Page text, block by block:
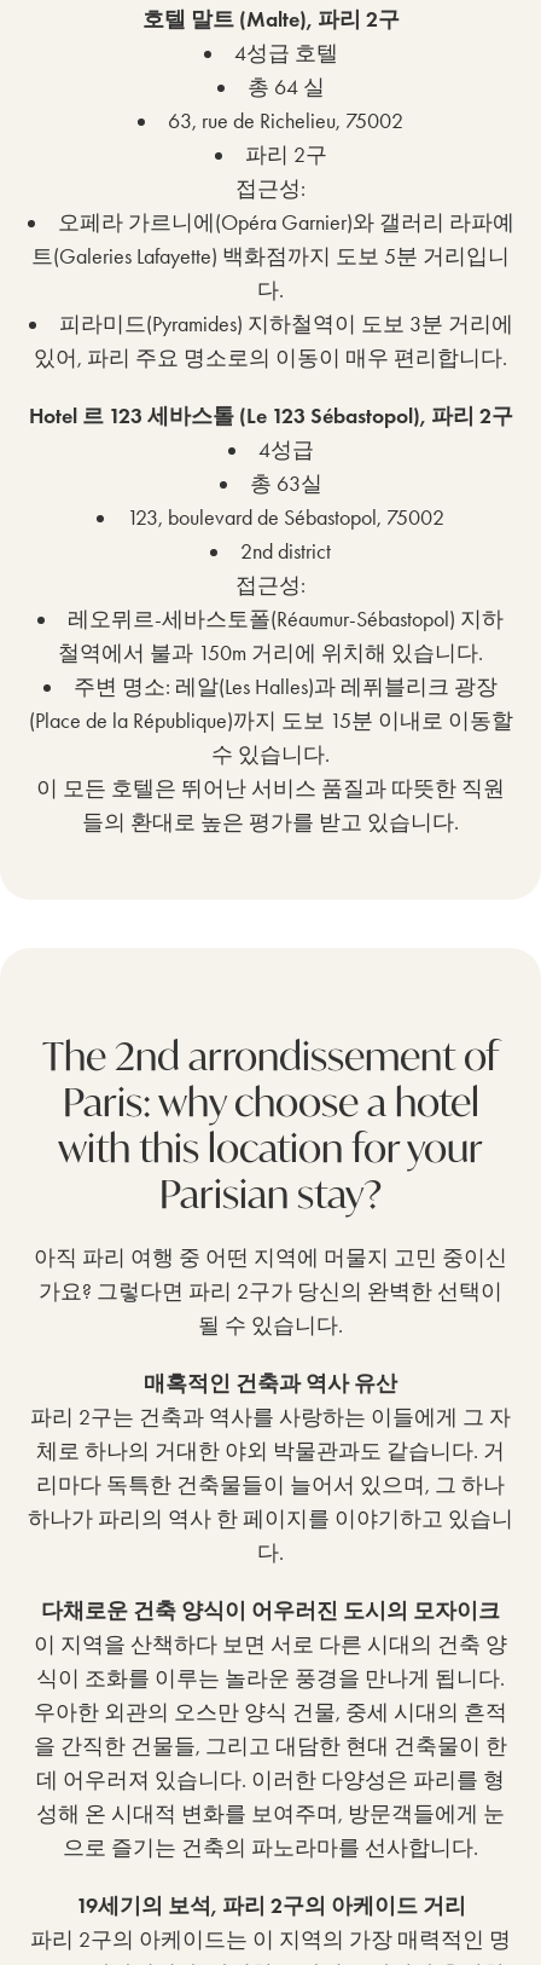
호텔 말트 (Malte), 파리 2구
4성급 호텔
총 64 실
63, rue de Richelieu, 75002
파리 2구
접근성:
오페라 가르니에(Opéra Garnier)와 갤러리 라파예
트(Galeries Lafayette) 백화점까지 도보 5분 거리입니
다.
피라미드(Pyramides) 지하철역이 도보 3분 거리에
있어, 파리 주요 명소로의 이동이 매우 편리합니다.
Hotel 르 123 세바스톨 (Le 123 Sébastopol), 파리 2구
4성급
총 63실
123, boulevard de Sébastopol, 75002
2nd district
접근성:
레오뮈르-세바스토폴(Réaumur-Sébastopol) 지하
철역에서 불과 150m 거리에 위치해 있습니다.
주변 명소: 레알(Les Halles)과 레퓌블리크 광장
(Place de la République)까지 도보 15분 이내로 이동할
수 있습니다.
이 모든 호텔은 뛰어난 서비스 품질과 따뜻한 직원
들의 환대로 높은 평가를 받고 있습니다.
The 2nd arrondissement of
Paris: why choose a hotel
with this location for your
Parisian stay?
아직 파리 여행 중 어떤 지역에 머물지 고민 중이신
가요? 그렇다면 파리 2구가 당신의 완벽한 선택이
될 수 있습니다.
매혹적인 건축과 역사 유산
파리 2구는 건축과 역사를 사랑하는 이들에게 그 자
체로 하나의 거대한 야외 박물관과도 같습니다. 거
리마다 독특한 건축물들이 늘어서 있으며, 그 하나
하나가 파리의 역사 한 페이지를 이야기하고 있습니
다.
다채로운 건축 양식이 어우러진 도시의 모자이크
이 지역을 산책하다 보면 서로 다른 시대의 건축 양
식이 조화를 이루는 놀라운 풍경을 만나게 됩니다.
우아한 외관의 오스만 양식 건물, 중세 시대의 흔적
을 간직한 건물들, 그리고 대담한 현대 건축물이 한
데 어우러져 있습니다. 이러한 다양성은 파리를 형
성해 온 시대적 변화를 보여주며, 방문객들에게 눈
으로 즐기는 건축의 파노라마를 선사합니다.
19세기의 보석, 파리 2구의 아케이드 거리
파리 2구의 아케이드는 이 지역의 가장 매력적인 명